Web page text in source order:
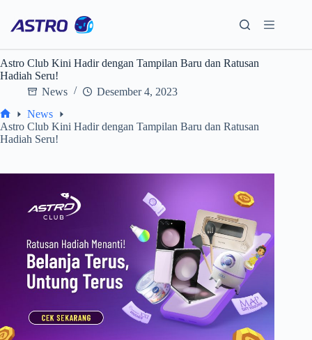
content
Astro Club Kini Hadir dengan Tampilan Baru dan Ratusan
Hadiah Seru!
News
Desember 4, 2023
Home
News
Astro Club Kini Hadir dengan Tampilan Baru dan Ratusan
Hadiah Seru!